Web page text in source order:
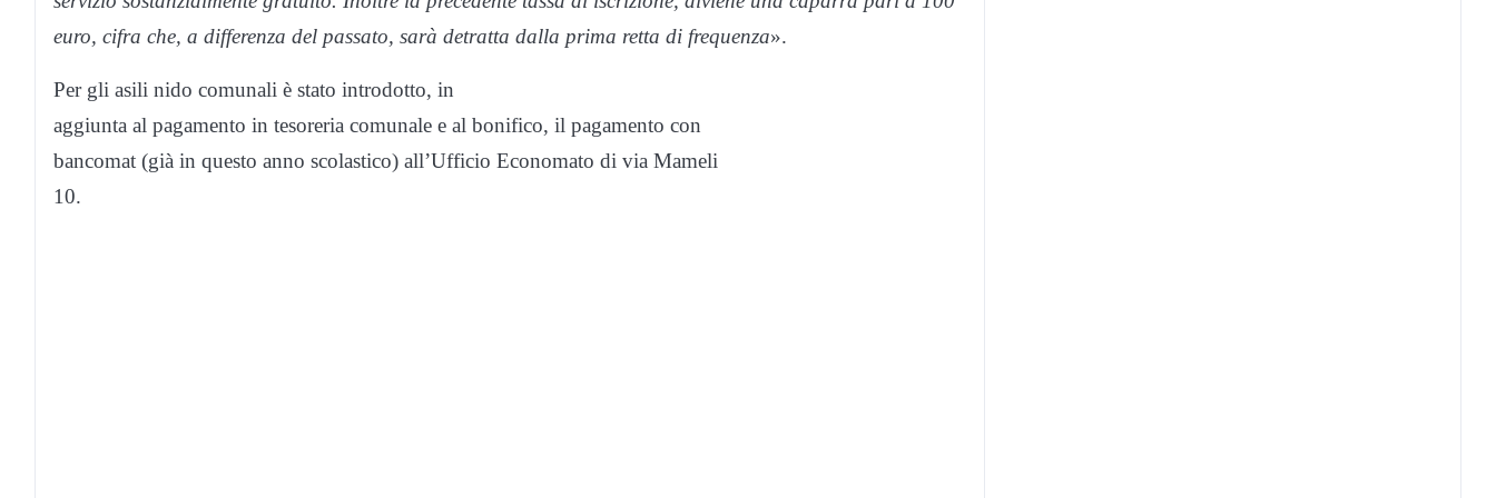
euro, cifra che, a differenza del passato, sarà detratta dalla prima retta di frequenza».
Per gli asili nido comunali è stato introdotto, in
aggiunta al pagamento in tesoreria comunale e al bonifico, il pagamento con
bancomat (già in questo anno scolastico) all’Ufficio Economato di via Mameli
10.